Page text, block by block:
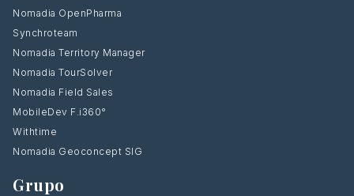
Nomadia OpenPharma
Synchroteam
Nomadia Territory Manager
Nomadia TourSolver
Nomadia Field Sales
MobileDev F.i360°
Withtime
Nomadia Geoconcept SIG
Grupo